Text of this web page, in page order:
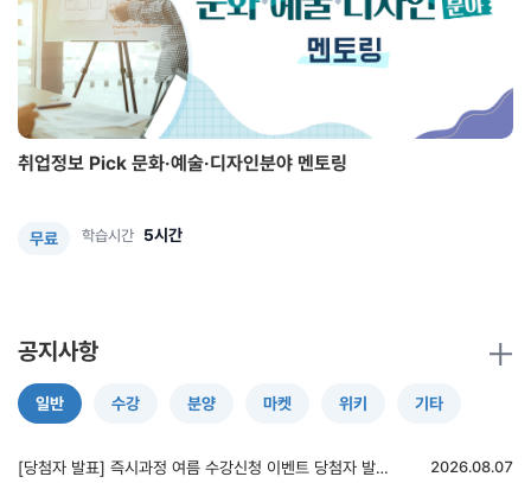
취업정보 Pick 문화·예술·디자인분야 멘토링
무료 학습시간 5시간
공지사항
일반 수강 분양 마켓 위키 기타
[당첨자 발표] 즉시과정 여름 수강신청 이벤트 당첨자 발표(50명) 2026.08.07